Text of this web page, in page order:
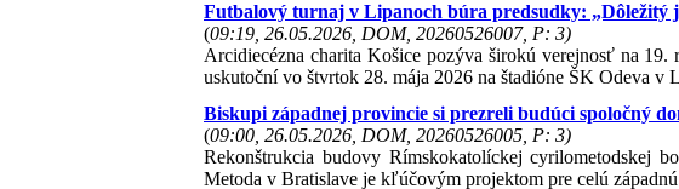
Futbalový turnaj v Lipanoch búra predsudky: „Dôležitý
(09:19, 26.05.2026, DOM, 20260526007, P: 3)
Arcidiecézna charita Košice pozýva širokú verejnosť na
uskutoční vo štvrtok 28. mája 2026 na štadióne ŠK Odeva v
Biskupi západnej provincie si prezreli budúci spoločný
(09:00, 26.05.2026, DOM, 20260526005, P: 3)
Rekonštrukcia budovy Rímskokatolíckej cyrilometodskej
Metoda v Bratislave je kľúčovým projektom pre celú